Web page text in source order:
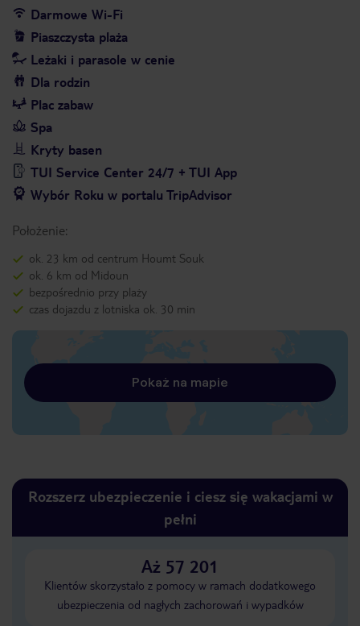
Darmowe Wi-Fi
Piaszczysta plaża
Leżaki i parasole w cenie
Dla rodzin
Plac zabaw
Spa
Kryty basen
TUI Service Center 24/7 + TUI App
Wybór Roku w portalu TripAdvisor
Położenie:
ok. 23 km od centrum Houmt Souk
ok. 6 km od Midoun
bezpośrednio przy plaży
czas dojazdu z lotniska ok. 30 min
Pokaż na mapie
Rozszerz ubezpieczenie i ciesz się wakacjami w
pełni
Aż 57 201
Klientów skorzystało z pomocy w ramach dodatkowego
ubezpieczenia od nagłych zachorowań i wypadków